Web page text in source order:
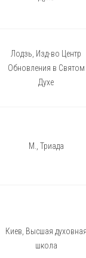
Лодзь, Изд-во Центр
Обновления в Святом
Духе
М., Триада
Киев, Высшая
школа